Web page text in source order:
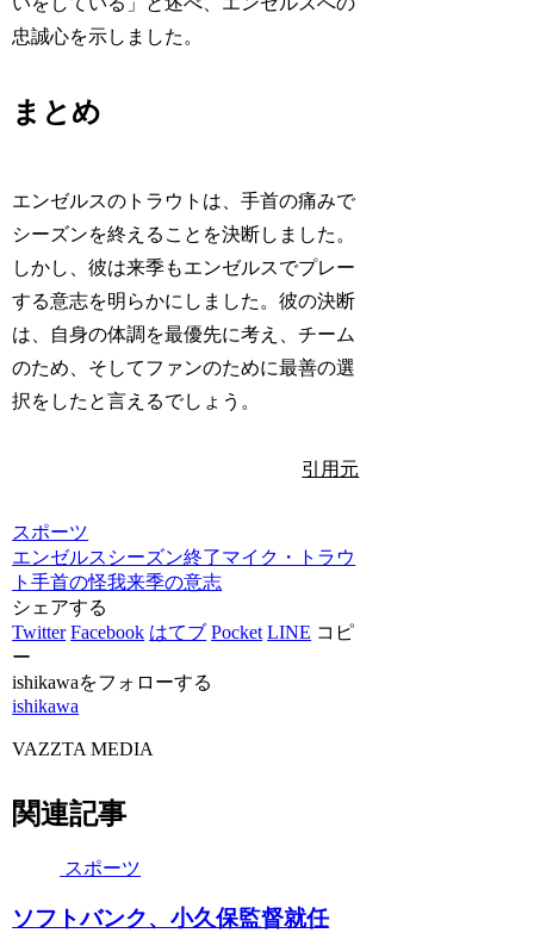
忠誠心を示しました。
まとめ
エンゼルスのトラウトは、手首の痛みで
シーズンを終えることを決断しました。
しかし、彼は来季もエンゼルスでプレー
する意志を明らかにしました。彼の決断
は、自身の体調を最優先に考え、チーム
のため、そしてファンのために最善の選
択をしたと言えるでしょう。
引用元
スポーツ
エンゼルス シーズン終了マイク・トラウ
ト手首の怪我来季の意志
シェアする
Twitter Facebook はてブ Pocket LINE コピ
ー
ishikawaをフォローする
ishikawa
VAZZTA MEDIA
関連記事
スポーツ
ソフトバンク、小久保監督就任